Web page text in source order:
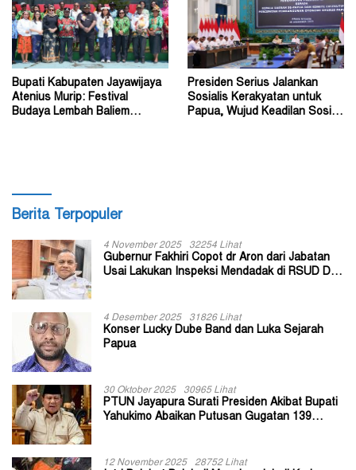
Bupati Kabupaten Jayawijaya
Atenius Murip: Festival
Budaya Lembah Baliem
Presiden Serius Jalankan
Sosialis Kerakyatan untuk
Papua, Wujud Keadilan Sosial
Berita Terpopuler
4 November 2025 32254 Lihat
Gubernur Fakhiri Copot dr Aron dari Jabatan
Usai Lakukan Inspeksi Mendadak di RSUD Dok
4 Desember 2025 31826 Lihat
Konser Lucky Dube Band dan Luka Sejarah
Papua
30 Oktober 2025 30965 Lihat
PTUN Jayapura Surati Presiden Akibat Bupati
Yahukimo Abaikan Putusan Gugatan 139
12 November 2025 28752 Lihat